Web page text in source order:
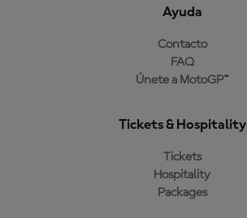
Ayuda
Contacto
FAQ
Únete a MotoGP™
Tickets & Hospitality
Tickets
Hospitality
Packages